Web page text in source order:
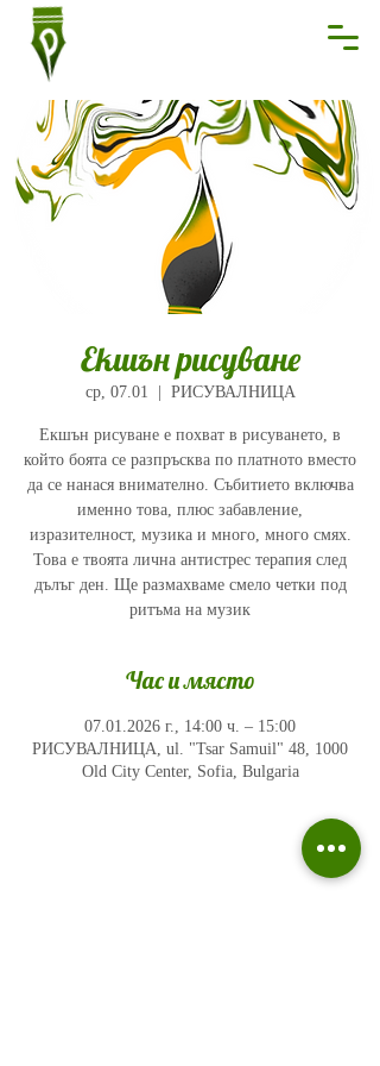
Екшън рисуване
ср, 07.01 РИСУВАЛНИЦА
Екшън рисуване е похват в рисуването, в
който боята се разпръсква по платното вместо
да се нанася внимателно. Събитието включва
именно това, плюс забавление,
изразителност, музика и много, много смях.
Това е твоята лична антистрес терапия след
дълъг ден. Ще размахваме смело четки под
ритъма на музик
Час и място
07.01.2026 г., 14:00 ч. – 15:00
РИСУВАЛНИЦА, ul. "Tsar Samuil" 48, 1000
Old City Center, Sofia, Bulgaria